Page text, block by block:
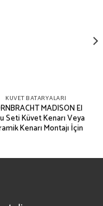
KÜVET BATARYALARI
MADISON El
Seti Küvet Kenarı Veya
Kenarı Montajı İçin